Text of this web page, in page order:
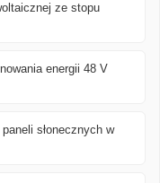
ze stopu
energii 48 V
słonecznych w